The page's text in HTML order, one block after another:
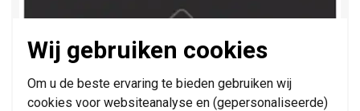
Wij gebruiken cookies
Om u de beste ervaring te bieden gebruiken wij
cookies voor websiteanalyse en (gepersonaliseerde)